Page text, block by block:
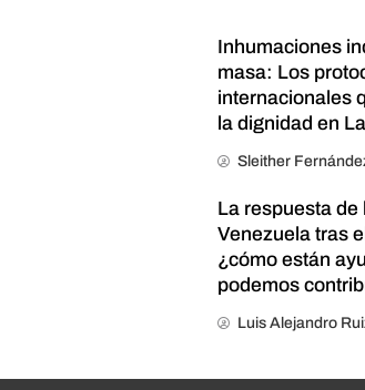
Inhumaciones
masa: Los
internacionales
la dignidad en
Sleither
La respuesta de
Venezuela tras
¿cómo están
podemos
Luis Alejandro